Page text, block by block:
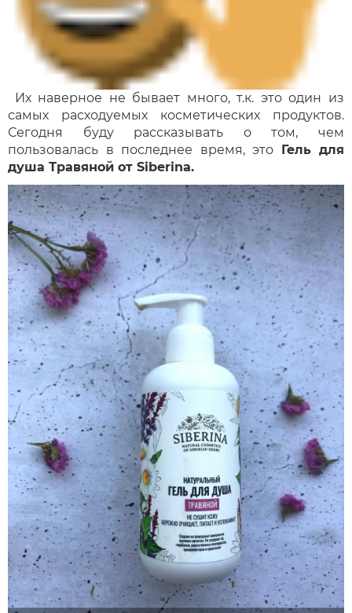
Их наверное не бывает много, т.к. это один из
самых расходуемых косметических продуктов.
Сегодня буду рассказывать о том, чем
пользовалась в последнее время, это
Гель для
душа Травяной от Siberina.